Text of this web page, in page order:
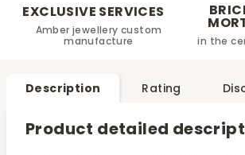
EXCLUSIVE SERVICES
Amber jewellery custom
manufacture
in the
Description Rating
Product detailed